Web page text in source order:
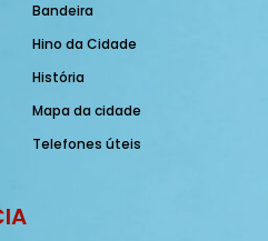
Bandeira
Hino da Cidade
História
Mapa da cidade
Telefones úteis